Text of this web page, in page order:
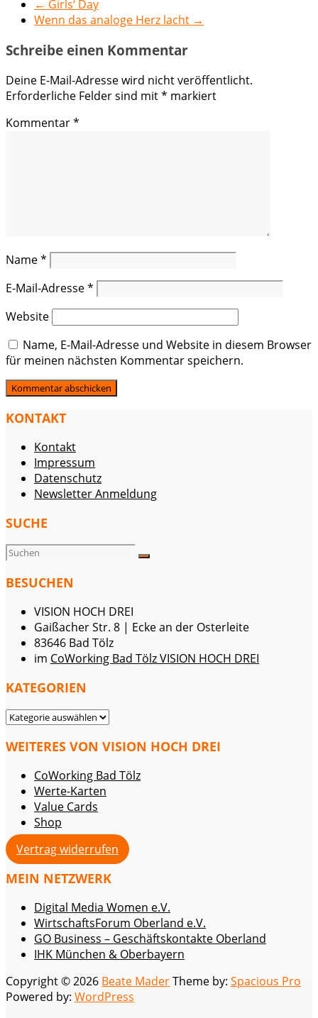
← Girls‘ Day
Wenn das analoge Herz lacht →
Schreibe einen Kommentar
Deine E-Mail-Adresse wird nicht veröffentlicht.
Erforderliche Felder sind mit* markiert
Kommentar*
Name*
E-Mail-Adresse*
Website
Name, E-Mail-Adresse und Website in diesem Browser
für meinen nächsten Kommentar speichern.
KONTAKT
Kontakt
Impressum
Datenschutz
Newsletter Anmeldung
SUCHE
BESUCHEN
VISION HOCH DREI
Gaißacher Str. 8 | Ecke an der Osterleite
83646 Bad Tölz
im CoWorking Bad Tölz VISION HOCH DREI
KATEGORIEN
KATEGORIEN
WEITERES VON VISION HOCH DREI
CoWorking Bad Tölz
Werte-Karten
Value Cards
Shop
Vertrag widerrufen
MEIN NETZWERK
Digital Media Women e.V.
WirtschaftsForum Oberland e.V.
GO Business – Geschäftskontakte Oberland
IHK München & Oberbayern
Copyright © 2026 Beate MaderTheme by: Spacious Pro
Powered by: WordPress